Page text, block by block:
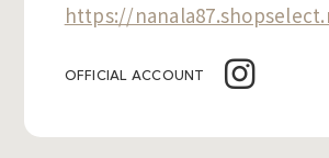
https://
OFFICIAL ACCOUNT